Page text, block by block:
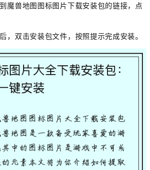
魔兽地图图标图片下载安装包的链接，点
，双击安装包文件，按照提示完成安装。